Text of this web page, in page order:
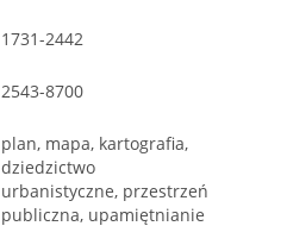
1731-2442
2543-8700
plan, mapa, kartografia,
dziedzictwo
urbanistyczne, przestrzeń
publiczna, upamiętnianie